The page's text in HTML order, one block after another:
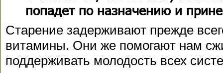
попадет по назначению и
Старение задерживают прежде
витамины. Они же помогают нам
поддерживать молодость всех